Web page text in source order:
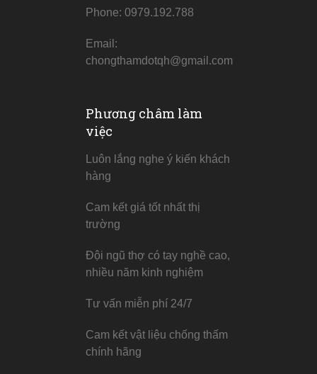
Phone: 0979.192.788
Email:
chongthamdotqh@gmail.com
Phương châm làm
việc
Luôn lắng nghe ý kiến khách
hàng
Cam kết giá tốt nhất thị
trường
Đội ngũ thợ có tay nghề cao,
nhiều năm kinh nghiệm
Tư vấn miễn phí 24/7
Cam kết vật liệu chống thấm
chính hãng